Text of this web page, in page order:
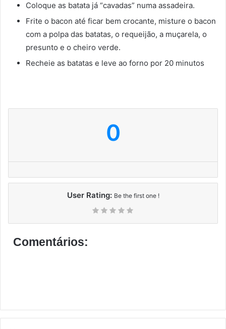
Coloque as batata já “cavadas” numa assadeira.
Frite o bacon até ficar bem crocante, misture o bacon
com a polpa das batatas, o requeijão, a muçarela, o
presunto e o cheiro verde.
Recheie as batatas e leve ao forno por 20 minutos
0
User Rating: Be the first one !
Comentários: